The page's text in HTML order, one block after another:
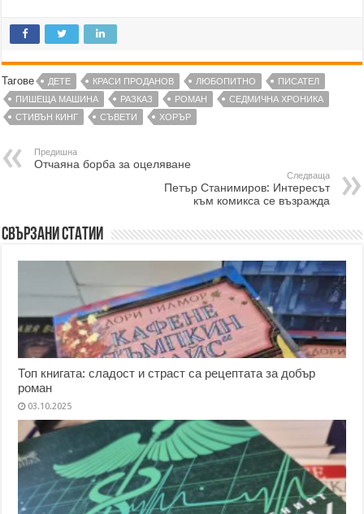
Тагове ДЕТЕ КРАСИ ПРОДАНОВ ЛЮБОПИТНО
ПИСАТЕЛ
ПИШЕЩА МАШИНА
РАЗКАЗ РОМАН
СЕДМИЧНА ХРОНИКА
СТИВЪН КИНГ
СЪВЕТИ ХОРЪР
Предишна
Отчаяна борба за оцеляване
Следваща
Петър Станимиров: Интересът
към комикса се възражда
Свързани статии
Топ книгата: сладост и страст са рецептата за добър
роман
03.10.2025